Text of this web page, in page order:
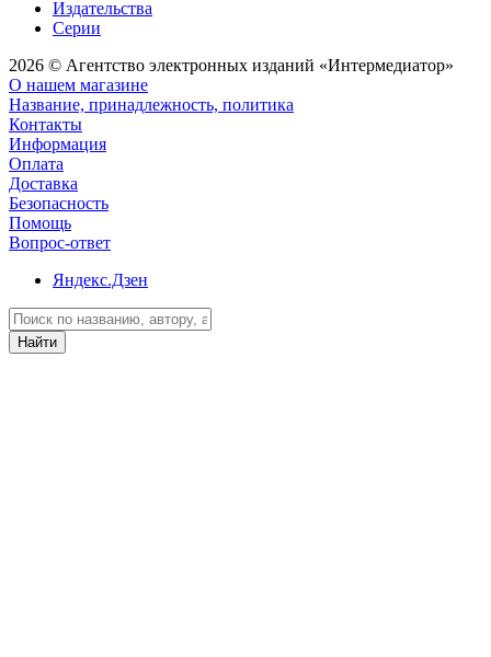
Издательства
Серии
2026 © Агентство электронных изданий «Интермедиатор»
О нашем магазине
Название, принадлежность, политика
Контакты
Информация
Оплата
Доставка
Безопасность
Помощь
Вопрос-ответ
Яндекс.Дзен
Найти